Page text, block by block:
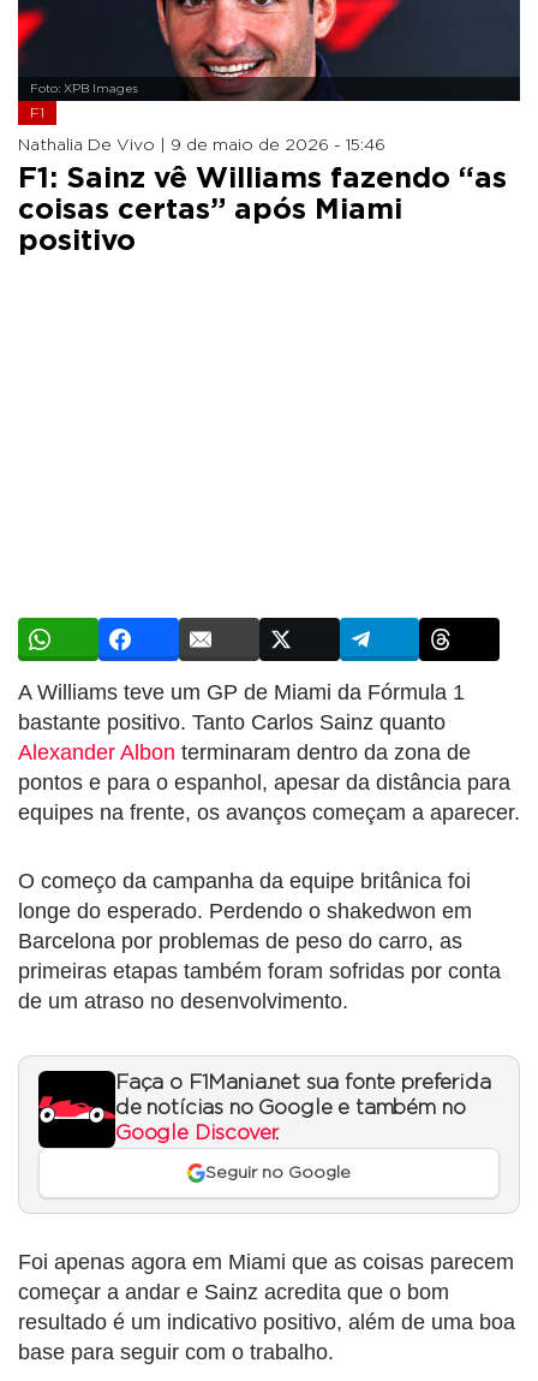
Foto: XPB Images
F1
Nathalia De Vivo | 9 de maio de 2026 - 15:46
F1: Sainz vê Williams fazendo “as
coisas certas” após Miami
positivo
A Williams teve um GP de Miami da Fórmula 1
bastante positivo. Tanto Carlos Sainz quanto
Alexander Albon terminaram dentro da zona de
pontos e para o espanhol, apesar da distância para
equipes na frente, os avanços começam a aparecer.
O começo da campanha da equipe britânica foi
longe do esperado. Perdendo o shakedwon em
Barcelona por problemas de peso do carro, as
primeiras etapas também foram sofridas por conta
de um atraso no desenvolvimento.
Faça o F1Mania.net sua fonte preferida
de notícias no Google e também no
Google Discover.
Seguir no Google
Foi apenas agora em Miami que as coisas parecem
começar a andar e Sainz acredita que o bom
resultado é um indicativo positivo, além de uma boa
base para seguir com o trabalho.